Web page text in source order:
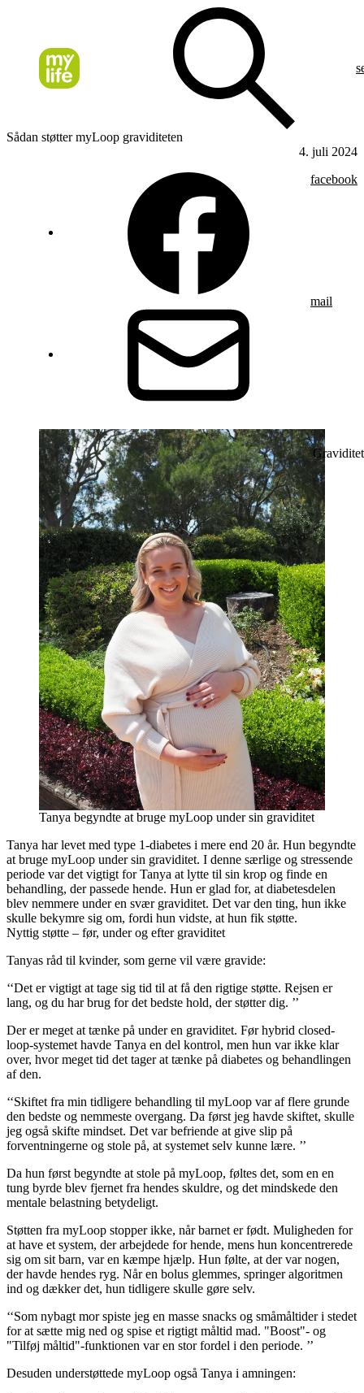
Sådan støtter myLoop graviditeten
4. juli 2024
facebook
mail
Graviditet
Tanya begyndte at bruge myLoop under sin graviditet
Tanya har levet med type 1-diabetes i mere end 20 år. Hun begyndte
at bruge myLoop under sin graviditet. I denne særlige og stressende
periode var det vigtigt for Tanya at lytte til sin krop og finde en
behandling, der passede hende. Hun er glad for, at diabetesdelen
blev nemmere under en svær graviditet. Det var den ting, hun ikke
skulle bekymre sig om, fordi hun vidste, at hun fik støtte.
Nyttig støtte – før, under og efter graviditet
Tanyas råd til kvinder, som gerne vil være gravide:
‘‘Det er vigtigt at tage sig tid til at få den rigtige støtte. Rejsen er
lang, og du har brug for det bedste hold, der støtter dig. ’’
Der er meget at tænke på under en graviditet. Før hybrid closed-
loop-systemet havde Tanya en del kontrol, men hun var ikke klar
over, hvor meget tid det tager at tænke på diabetes og behandlingen
af den.
‘‘Skiftet fra min tidligere behandling til myLoop var af flere grunde
den bedste og nemmeste overgang. Da først jeg havde skiftet, skulle
jeg også skifte mindset. Det var befriende at give slip på
forventningerne og stole på, at systemet selv kunne lære. ’’
Da hun først begyndte at stole på myLoop, føltes det, som en en
tung byrde blev fjernet fra hendes skuldre, og det mindskede den
mentale belastning betydeligt.
Støtten fra myLoop stopper ikke, når barnet er født. Muligheden for
at have et system, der arbejdede for hende, mens hun koncentrerede
sig om sit barn, var en kæmpe hjælp. Hun følte, at der var nogen,
der havde hendes ryg. Når en bolus glemmes, springer algoritmen
ind og dækker det, hun tidligere skulle gøre selv.
‘‘Som nybagt mor spiste jeg en masse snacks og småmåltider i stedet
for at sætte mig ned og spise et rigtigt måltid mad. "Boost"- og
"Tilføj måltid"-funktionen var en stor fordel i den periode. ’’
Desuden understøttede myLoop også Tanya i amningen: